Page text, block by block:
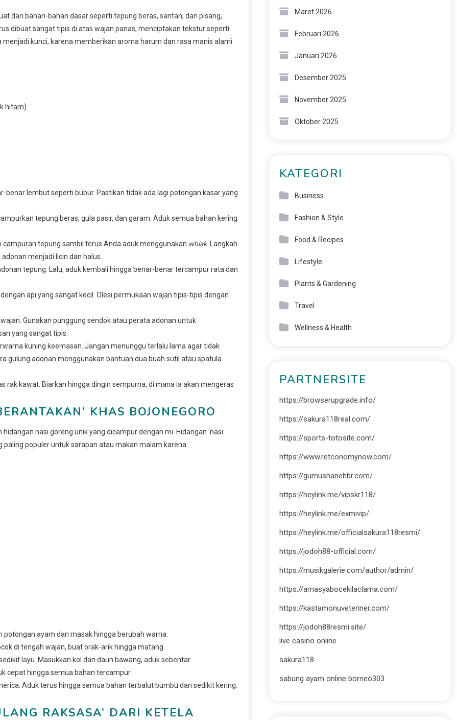
dari bahan-bahan dasar seperti tepung beras, santan, dan pisang,
dibuat sangat tipis di atas wajan panas, menciptakan tekstur seperti
kunci, karena memberikan aroma harum dan rasa manis alami
hitam)
benar lembut seperti bubur. Pastikan tidak ada lagi potongan kasar yang
tepung beras, gula pasir, dan garam. Aduk semua bahan kering
tepung sambil terus Anda aduk menggunakan whisk. Langkah
menjadi licin dan halus.
tepung. Lalu, aduk kembali hingga benar-benar tercampur rata dan
api yang sangat kecil. Olesi permukaan wajan tipis-tipis dengan
Gunakan punggung sendok atau perata adonan untuk
yang sangat tipis.
kuning keemasan. Jangan menunggu terlalu lama agar tidak
gulung adonan menggunakan bantuan dua buah sutil atau spatula
rak kawat. Biarkan hingga dingin sempurna, di mana ia akan mengeras
KHAS BOJONEGORO
nasi goreng unik yang dicampur dengan mi. Hidangan ‘nasi
paling populer untuk sarapan atau makan malam karena
ayam dan masak hingga berubah warna.
di tengah wajan, buat orak-arik hingga matang.
layu. Masukkan kol dan daun bawang, aduk sebentar.
cepat hingga semua bahan tercampur.
Aduk terus hingga semua bahan terbalut bumbu dan sedikit kering.
RAKSASA’ DARI KETELA
Maret 2026
Februari 2026
Januari 2026
Desember 2025
November 2025
Oktober 2025
KATEGORI
Business
Fashion & Style
Food & Recipes
Lifestyle
Plants & Gardening
Travel
Wellness & Health
PARTNERSITE
https://browserupgrade.info/
https://sakura118real.com/
https://sports-totosite.com/
https://www.retconomynow.com/
https://gumushanehbr.com/
https://heylink.me/vipskr118/
https://heylink.me/exmivip/
https://heylink.me/officialsakura118resmi/
https://jodoh88-official.com/
https://musikgalerie.com/author/admin/
https://amasyabocekilaclama.com/
https://kastamonuveteriner.com/
https://jodoh88resmi.site/
live casino online
sakura118
sabung ayam online borneo303